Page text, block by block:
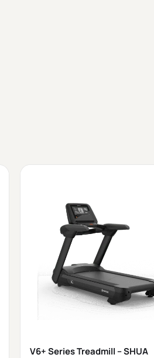
V6+ Series Treadmill – SHUA